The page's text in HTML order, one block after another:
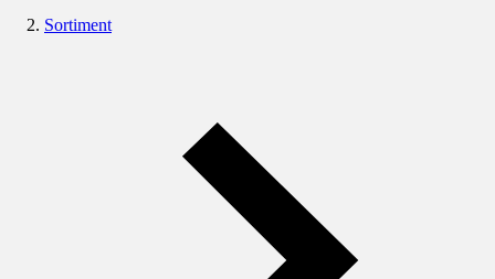
Sortiment